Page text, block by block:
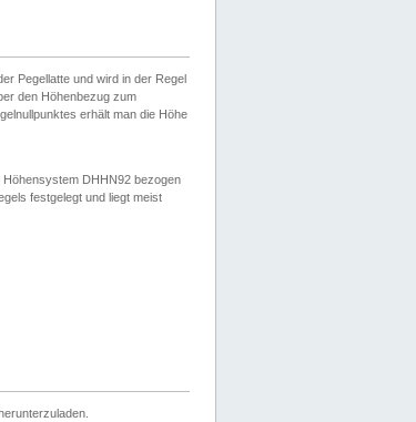
Pegellatte und wird in der Regel
den Höhenbezug zum
erhält man die Höhe
DHHN92 bezogen
festgelegt und liegt meist